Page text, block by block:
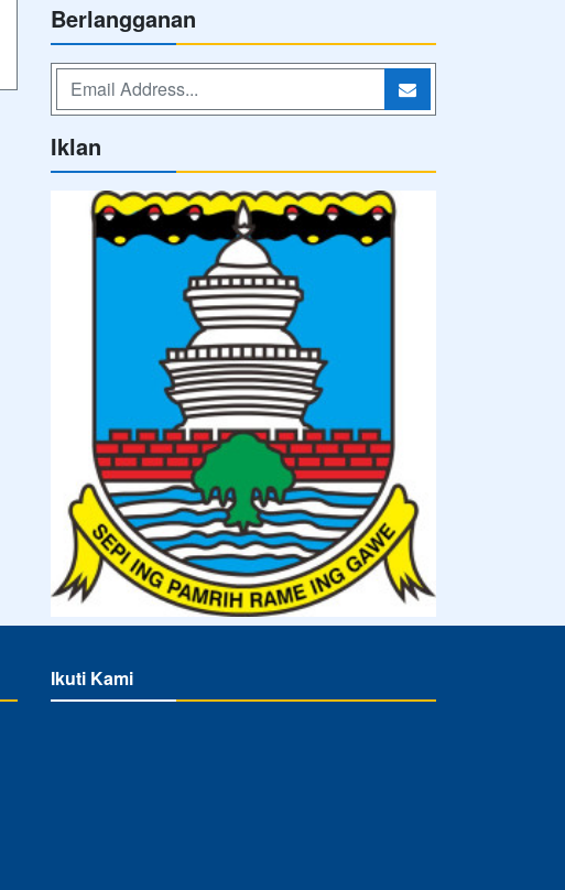
Berlangganan
Iklan
Ikuti Kami